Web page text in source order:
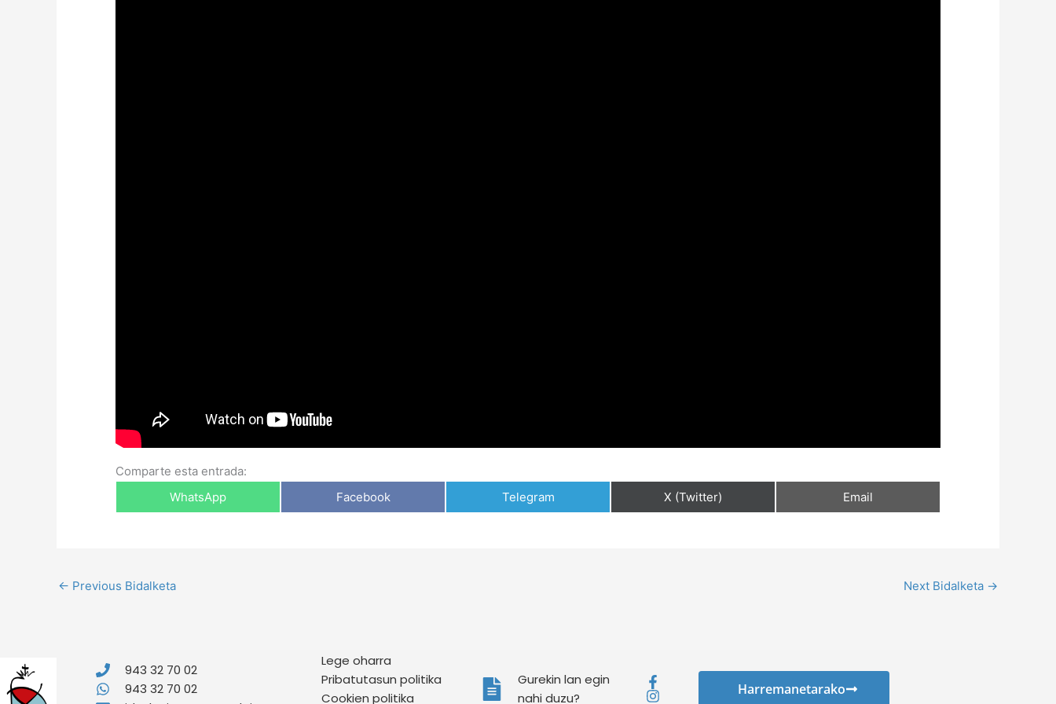
Comparte esta entrada:
WhatsApp Facebook Telegram X (Twitter) Email
← Previous Bidalketa Next Bidalketa →
943 32 70 02
943 32 70 02
Lege oharra
Pribatutasun politika
Cookien politika
Gurekin lan egin
nahi duzu?
Harremanetarako